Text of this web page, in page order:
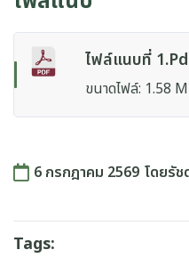
ไฟล์แนบที่
ขนาดไฟล์: 1.58
6 กรกฎาคม 2569 โดยรัช
Tags: